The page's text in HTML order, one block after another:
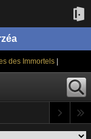
des Immortels